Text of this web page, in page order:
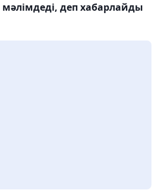
мәлімдеді, деп хабарлайды